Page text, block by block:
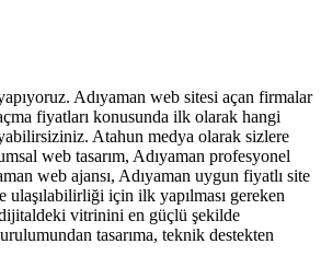
Adıyaman web sitesi açan firmalar
fiyatları konusunda ilk olarak hangi
Atahun medya olarak sizlere
web tasarım, Adıyaman profesyonel
web ajansı, Adıyaman uygun fiyatlı site
için ilk yapılması gereken
vitrinini en güçlü şekilde
tasarıma, teknik destekten